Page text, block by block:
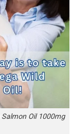
Oil 1000mg